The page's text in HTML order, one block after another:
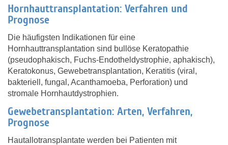
Hornhauttransplantation: Verfahren und
Prognose
Die häufigsten Indikationen für eine
Hornhauttransplantation sind bullöse Keratopathie
(pseudophakisch, Fuchs-Endotheldystrophie, aphakisch),
Keratokonus, Gewebetransplantation, Keratitis (viral,
bakteriell, fungal, Acanthamoeba, Perforation) und
stromale Hornhautdystrophien.
Gewebetransplantation: Arten, Verfahren,
Prognose
Hautallotransplantate werden bei Patienten mit